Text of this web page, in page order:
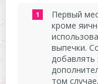
Первый
кроме
выпечки.
добавлять
том